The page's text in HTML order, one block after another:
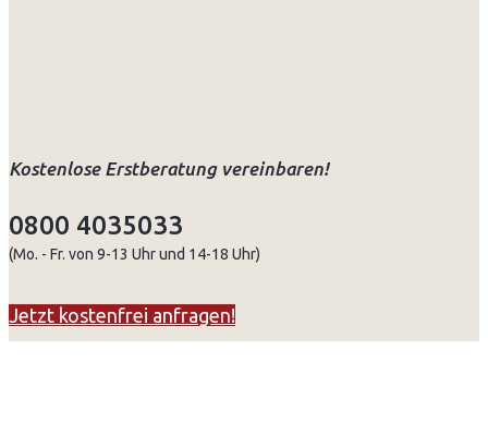
Kostenlose Erstberatung vereinbaren!
0800 4035033
(Mo. - Fr. von 9-13 Uhr und 14-18 Uhr)
Jetzt kostenfrei anfragen!